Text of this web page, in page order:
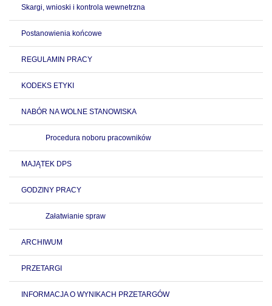
Skargi, wnioski i kontrola wewnetrzna
Postanowienia końcowe
REGULAMIN PRACY
KODEKS ETYKI
NABÓR NA WOLNE STANOWISKA
Procedura noboru pracowników
MAJĄTEK DPS
GODZINY PRACY
Załatwianie spraw
ARCHIWUM
PRZETARGI
INFORMACJA O WYNIKACH PRZETARGÓW